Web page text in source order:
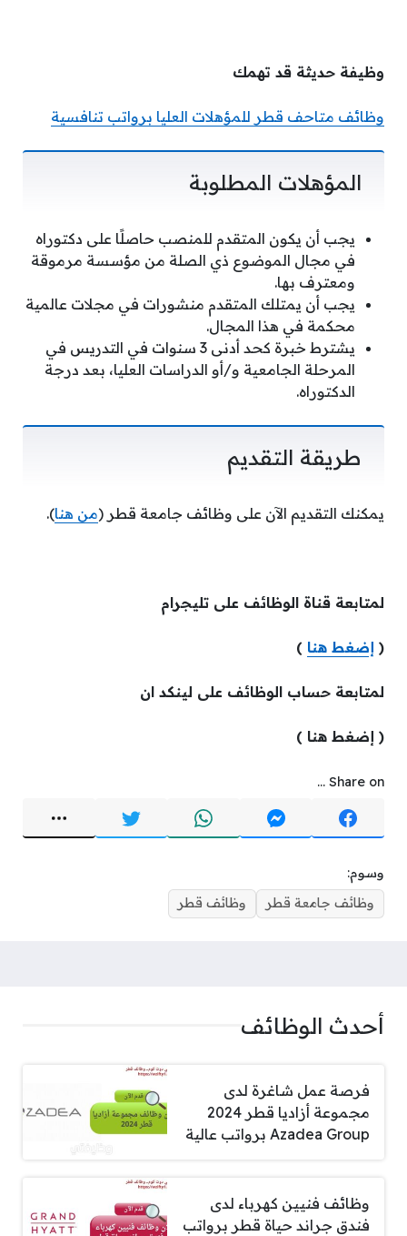
وظيفة حديثة قد تهمك
وظائف متاحف قطر للمؤهلات العليا برواتب تنافسية
المؤهلات المطلوبة
يجب أن يكون المتقدم للمنصب حاصلًا على دكتوراه
في مجال الموضوع ذي الصلة من مؤسسة مرموقة
ومعترف بها.
يجب أن يمتلك المتقدم منشورات في مجلات عالمية
محكمة في هذا المجال.
يشترط خبرة كحد أدنى 3 سنوات في التدريس في
المرحلة الجامعية و/أو الدراسات العليا، بعد درجة
الدكتوراه.
طريقة التقديم
يمكنك التقديم الآن على وظائف جامعة قطر (من هنا).
لمتابعة قناة الوظائف على تليجرام
( إضغط هنا )
لمتابعة حساب الوظائف على لينكد ان
( إضغط هنا )
Share on ...
وسوم:
وظائف جامعة قطر
وظائف قطر
أحدث الوظائف
فرصة عمل شاغرة لدى
مجموعة أزاديا قطر 2024
Azadea Group برواتب عالية
وظائف فنيين كهرباء لدى
فندق جراند حياة قطر برواتب